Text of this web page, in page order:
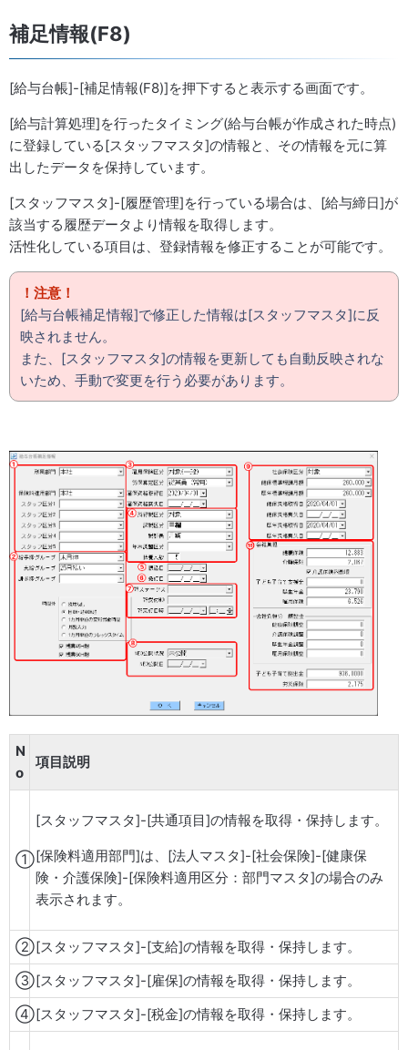
補足情報(F8)
[給与台帳]-[補足情報(F8)]を押下すると表示する画面です。
[給与計算処理]を行ったタイミング(給与台帳が作成された時点)
に登録している[スタッフマスタ]の情報と、その情報を元に算
出したデータを保持しています。
[スタッフマスタ]-[履歴管理]を行っている場合は、[給与締日]が
該当する履歴データより情報を取得します。
活性化している項目は、登録情報を修正することが可能です。
！注意！
[給与台帳補足情報]で修正した情報は[スタッフマスタ]に反
映されません。
また、[スタッフマスタ]の情報を更新しても自動反映されな
いため、手動で変更を行う必要があります。
N
o
項目説明
①
[スタッフマスタ]-[共通項目]の情報を取得・保持します。
[保険料適用部門]は、[法人マスタ]-[社会保険]-[健康保
険・介護保険]-[保険料適用区分：部門マスタ]の場合のみ
表示されます。
②[スタッフマスタ]-[支給]の情報を取得・保持します。
③[スタッフマスタ]-[雇保]の情報を取得・保持します。
④[スタッフマスタ]-[税金]の情報を取得・保持します。